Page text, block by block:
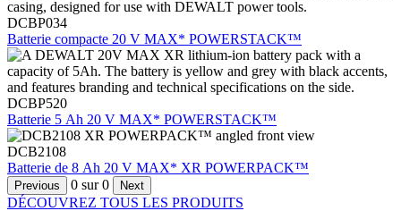
DCBP034
Batterie compacte 20 V MAX* POWERSTACK™
DCBP520
Batterie 5 Ah 20 V MAX* POWERSTACK™
DCB2108
Batterie de 8 Ah 20 V MAX* XR POWERPACK™
Previous 0 sur0 Next
DÉCOUVREZ TOUS LES PRODUITS